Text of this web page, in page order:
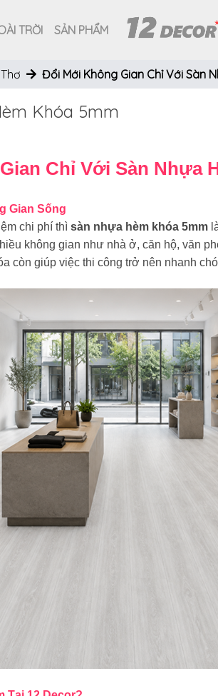
TRỜI SẢN PHẨM
Đổi Mới Không Gian Chỉ Với Sàn
Khóa 5mm
Chỉ Với Sàn Nhựa
Gian Sống
chi phí thì sàn nhựa hèm khóa 5mm
không gian như nhà ở, căn hộ, văn
còn giúp việc thi công trở nên nhanh